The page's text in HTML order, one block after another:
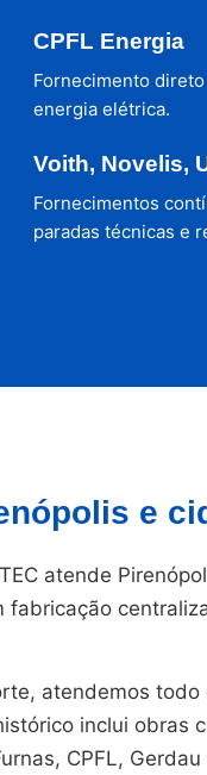
CPFL Energia
Fornecimento
energia elétrica.
Voith, Novelis,
Fornecimentos
paradas técnicas e
e
atende
fabricação
atendemos
inclui obras
CPFL,